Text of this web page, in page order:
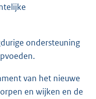
ondersteuning
van het nieuwe
en wijken en de